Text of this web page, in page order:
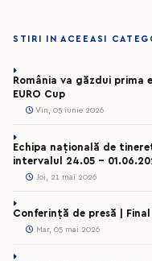
STIRI IN ACEEASI
România va găzdui prima
EURO Cup
Vin, 05 iunie 2026
Echipa națională de
intervalul 24.05 –
Joi, 21 mai 2026
Conferință de presă |
Mar, 05 mai 2026